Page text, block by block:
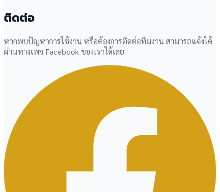
ติดต่อ
หากพบปัญหาการใช้งาน หรือต้องการติดต่อทีมงาน สามารถแจ้งได้
ผ่านทางเพจ Facebook ของเราได้เลย